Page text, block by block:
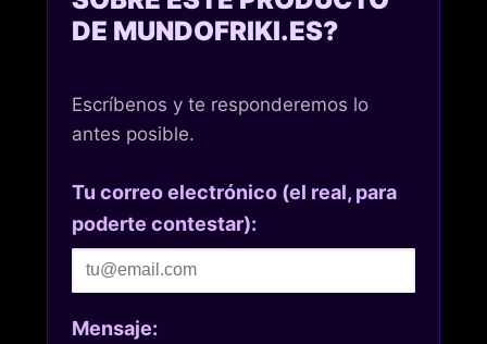
DE MUNDOFRIKI.ES?
Escríbenos y te responderemos lo
antes posible.
Tu correo electrónico (el real, para
poderte contestar):
Mensaje: